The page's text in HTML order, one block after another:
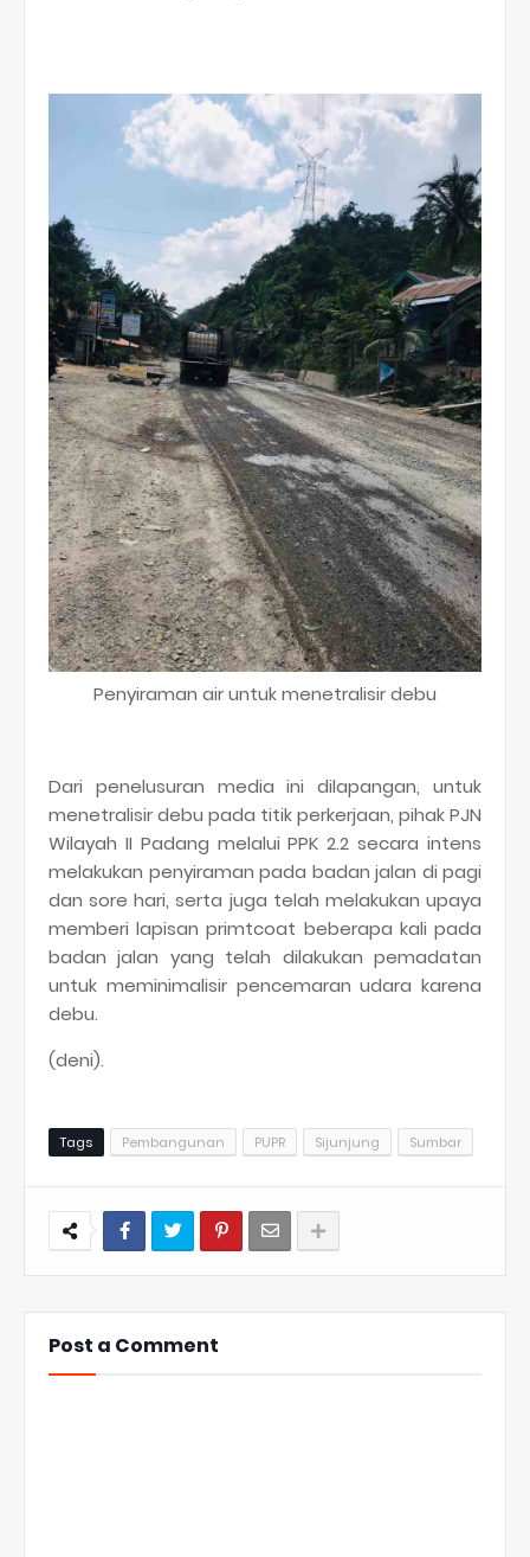
Penyiraman air untuk menetralisir debu
Dari penelusuran media ini dilapangan, untuk
menetralisir debu pada titik perkerjaan, pihak PJN
Wilayah II Padang melalui PPK 2.2 secara intens
melakukan penyiraman pada badan jalan di pagi
dan sore hari, serta juga telah melakukan upaya
memberi lapisan primtcoat beberapa kali pada
badan jalan yang telah dilakukan pemadatan
untuk meminimalisir pencemaran udara karena
debu.
(deni).
Tags Pembangunan PUPR Sijunjung Sumbar
Post a Comment